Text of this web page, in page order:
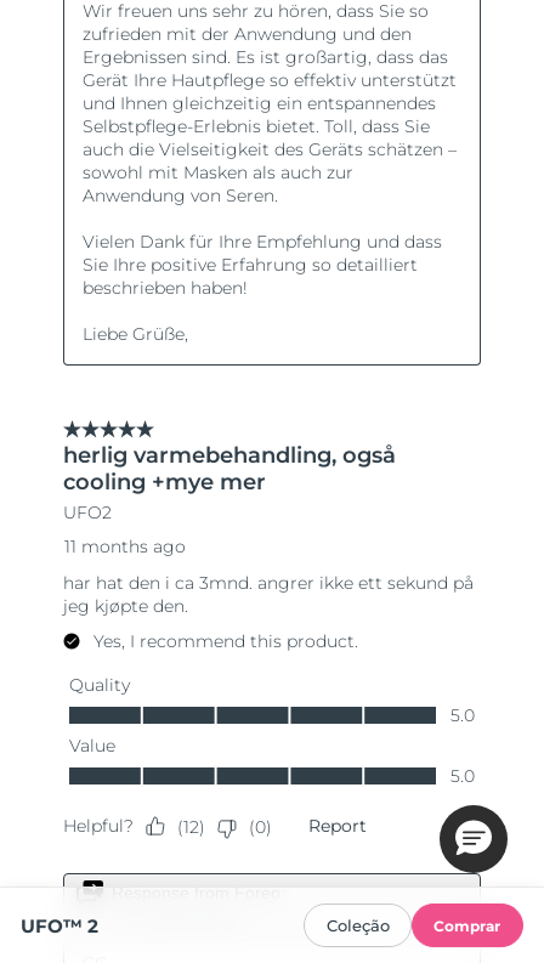
UFO™ 2 Coleção Comprar